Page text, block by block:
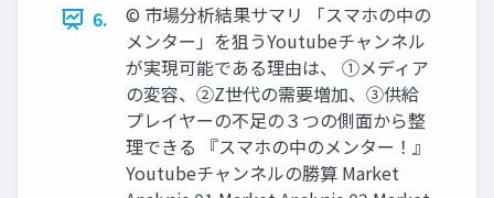
6.
©︎ 市場分析結果サマリ 「スマホの中の
メンター」を狙うYoutubeチャンネル
が実現可能である理由は、 ①メディア
の変容、②Z世代の需要増加、③供給
プレイヤーの不足の３つの側面から整
理できる 『スマホの中のメンター！』
Youtubeチャンネルの勝算 Market